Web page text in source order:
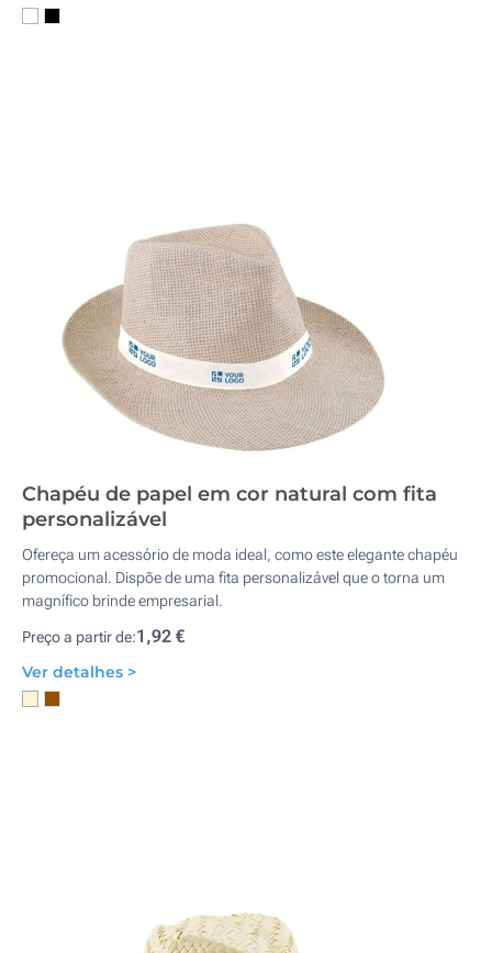
Chapéu de papel em cor natural com fita
personalizável
Ofereça um acessório de moda ideal, como este elegante chapéu
promocional. Dispõe de uma fita personalizável que o torna um
magnífico brinde empresarial.
Preço a partir de:1,92 €
Ver detalhes >